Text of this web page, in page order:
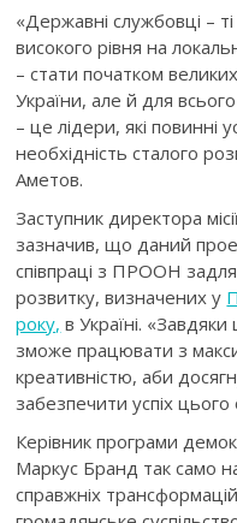
«Державні службовці –
високого рівня на
– стати початком
України, але й для
– це лідери, які повинні
необхідність сталого
Аметов.
Заступник директора
зазначив, що даний
співпраці з ПРООН
розвитку, визначених у
року, в Україні.
зможе працювати з
креативністю, аби
забезпечити успіх
Керівник програми
Маркус Бранд так само
справжніх